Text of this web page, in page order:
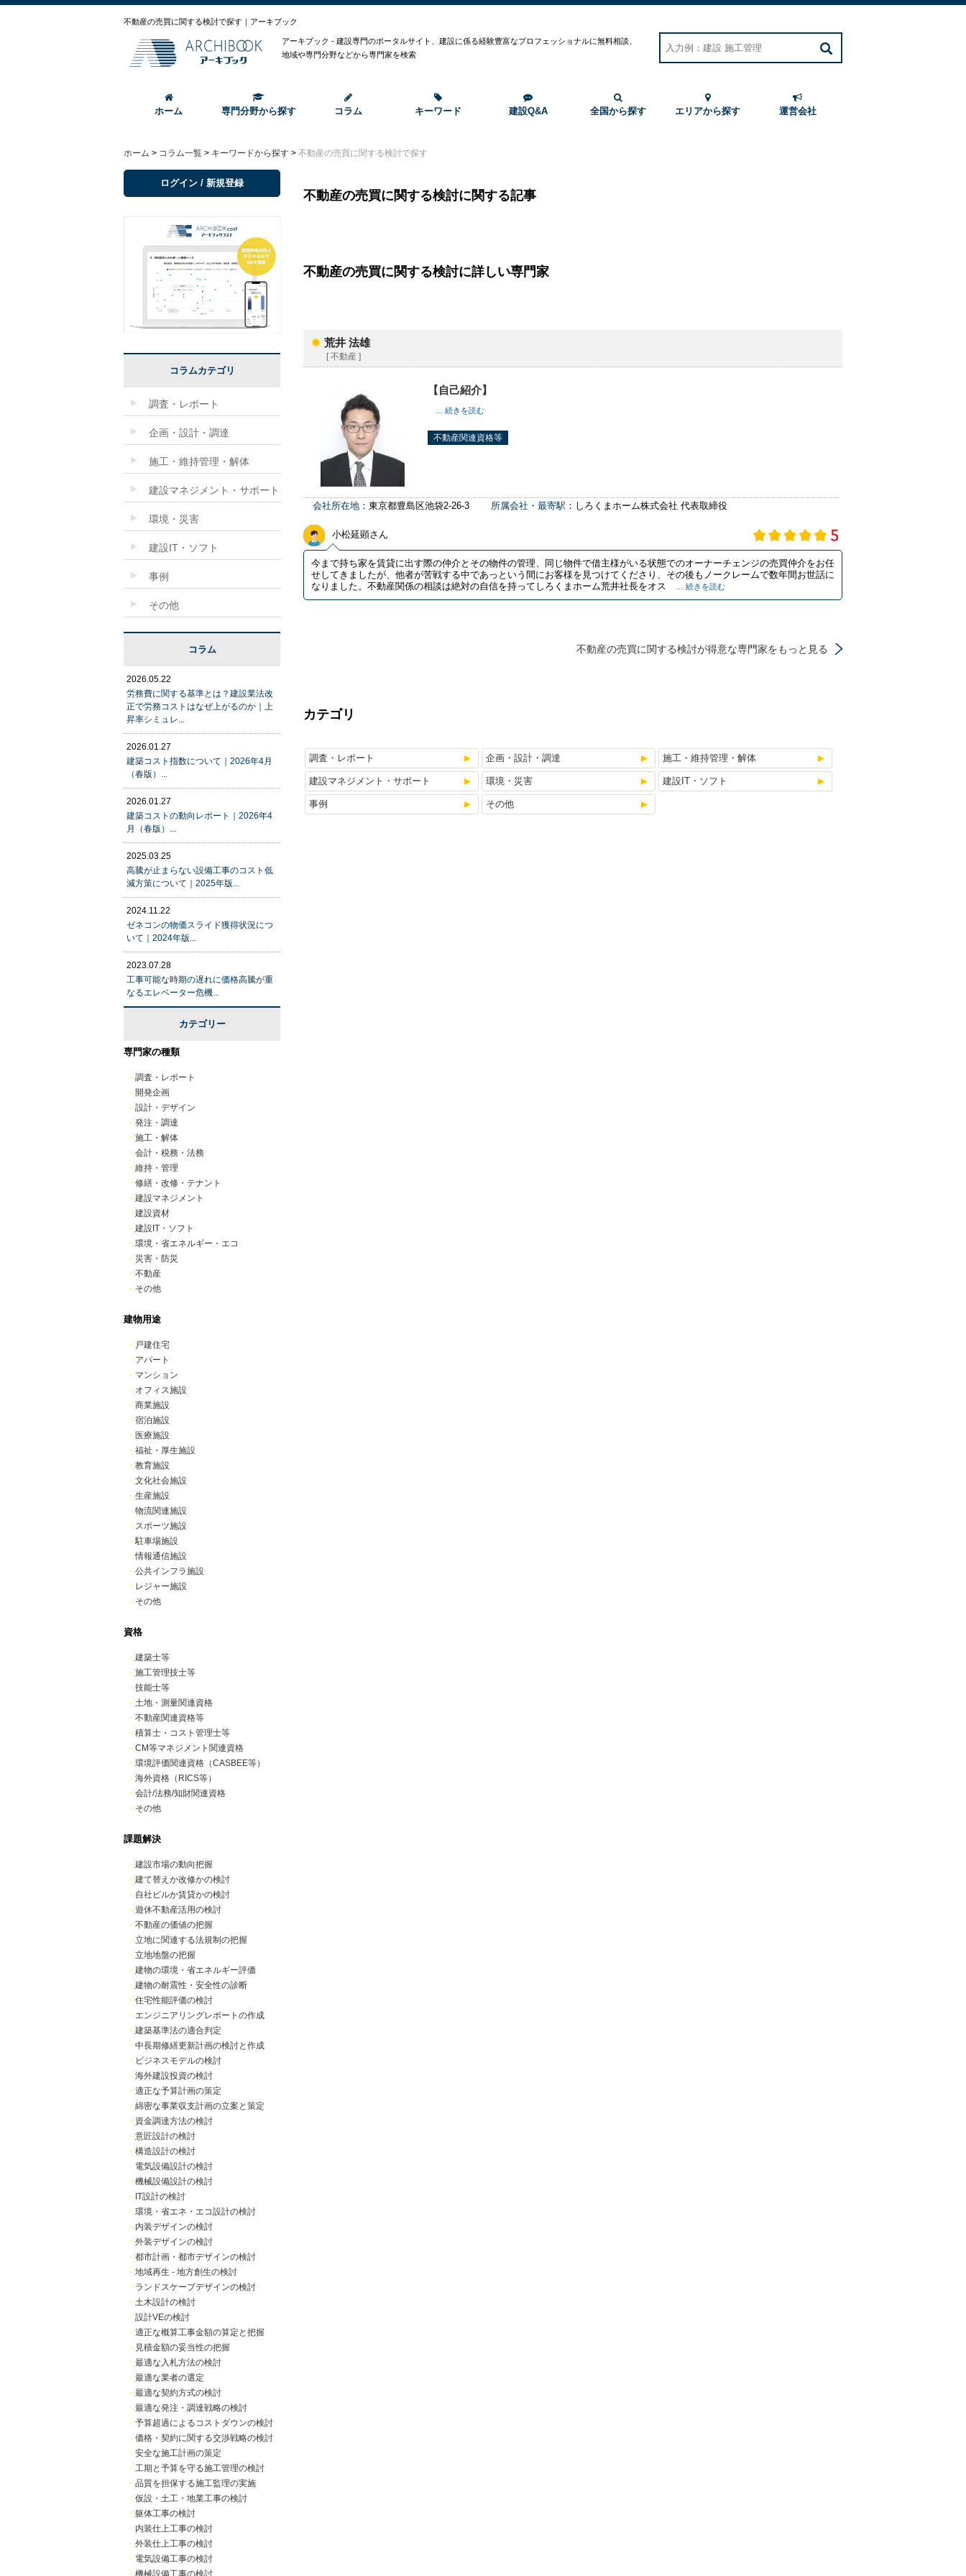
不動産の売買に関する検討で探す｜アーキブック
アーキブック - 建設専門のポータルサイト、建設に係る経験豊富なプロフェッショナルに無料相談、
地域や専門分野などから専門家を検索
ホーム 専門分野から探す コラム キーワード 建設Q&A 全国から探す エリアから探す 運営会社
ホーム > コラム一覧 > キーワードから探す > 不動産の売買に関する検討で探す
不動産の売買に関する検討に関する記事
不動産の売買に関する検討に詳しい専門家
荒井 法雄
[ 不動産 ]
【自己紹介】
… 続きを読む
不動産関連資格等
会社所在地 ：東京都豊島区池袋2-26-3 所属会社・最寄駅 ：しろくまホーム株式会社 代表取締役
小松延顕さん
今まで持ち家を賃貸に出す際の仲介とその物件の管理、同じ物件で借主様がいる状態でのオーナーチェンジの売買仲介をお任
せしてきましたが、他者が苦戦する中であっという間にお客様を見つけてくださり、その後もノークレームで数年間お世話に
なりました。不動産関係の相談は絶対の自信を持ってしろくまホーム荒井社長をオス
… 続きを読む
不動産の売買に関する検討が得意な専門家をもっと見る
カテゴリ
調査・レポート 企画・設計・調達 施工・維持管理・解体
建設マネジメント・サポート 環境・災害 建設IT・ソフト
事例 その他
ログイン / 新規登録
コラムカテゴリ
調査・レポート
企画・設計・調達
施工・維持管理・解体
建設マネジメント・サポート
環境・災害
建設IT・ソフト
事例
その他
コラム
2026.05.22
労務費に関する基準とは？建設業法改
正で労務コストはなぜ上がるのか｜上
昇率シミュレ...
2026.01.27
建築コスト指数について｜2026年4月
（春版）...
2026.01.27
建築コストの動向レポート｜2026年4
月（春版）...
2025.03.25
高騰が止まらない設備工事のコスト低
減方策について｜2025年版...
2024.11.22
ゼネコンの物価スライド獲得状況につ
いて｜2024年版...
2023.07.28
工事可能な時期の遅れに価格高騰が重
なるエレベーター危機...
カテゴリー
専門家の種類
・ 調査・レポート
・ 開発企画
・ 設計・デザイン
・ 発注・調達
・ 施工・解体
・ 会計・税務・法務
・ 維持・管理
・ 修繕・改修・テナント
・ 建設マネジメント
・ 建設資材
・ 建設IT・ソフト
・ 環境・省エネルギー・エコ
・ 災害・防災
・ 不動産
・ その他
建物用途
・ 戸建住宅
・ アパート
・ マンション
・ オフィス施設
・ 商業施設
・ 宿泊施設
・ 医療施設
・ 福祉・厚生施設
・ 教育施設
・ 文化社会施設
・ 生産施設
・ 物流関連施設
・ スポーツ施設
・駐車場施設
・情報通信施設
・ 公共インフラ施設
・ レジャー施設
・ その他
資格
・ 建築士等
・ 施工管理技士等
・ 技能士等
・ 土地・測量関連資格
・ 不動産関連資格等
・ 積算士・コスト管理士等
・ CM等マネジメント関連資格
・ 環境評価関連資格（CASBEE等）
・ 海外資格（RICS等）
・ 会計/法務/知財関連資格
・ その他
課題解決
・ 建設市場の動向把握
・ 建て替えか改修かの検討
・ 自社ビルか賃貸かの検討
・ 遊休不動産活用の検討
・ 不動産の価値の把握
・ 立地に関連する法規制の把握
・ 立地地盤の把握
・ 建物の環境・省エネルギー評価
・ 建物の耐震性・安全性の診断
・ 住宅性能評価の検討
・ エンジニアリングレポートの作成
・ 建築基準法の適合判定
・ 中長期修繕更新計画の検討と作成
・ ビジネスモデルの検討
・ 海外建設投資の検討
・ 適正な予算計画の策定
・ 綿密な事業収支計画の立案と策定
・ 資金調達方法の検討
・ 意匠設計の検討
・ 構造設計の検討
・ 電気設備設計の検討
・ 機械設備設計の検討
・ IT設計の検討
・ 環境・省エネ・エコ設計の検討
・ 内装デザインの検討
・ 外装デザインの検討
・ 都市計画・都市デザインの検討
・ 地域再生 - 地方創生の検討
・ ランドスケープデザインの検討
・ 土木設計の検討
・ 設計VEの検討
・ 適正な概算工事金額の算定と把握
・ 見積金額の妥当性の把握
・ 最適な入札方法の検討
・ 最適な業者の選定
・ 最適な契約方式の検討
・ 最適な発注・調達戦略の検討
・ 予算超過によるコストダウンの検討
・ 価格・契約に関する交渉戦略の検討
・ 安全な施工計画の策定
・ 工期と予算を守る施工管理の検討
・ 品質を担保する施工監理の実施
・ 仮設・土工・地業工事の検討
・ 躯体工事の検討
・ 内装仕上工事の検討
・ 外装仕上工事の検討
・ 電気設備工事の検討
・ 機械設備工事の検討